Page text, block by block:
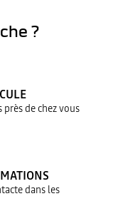
?
de chez vous
dans les